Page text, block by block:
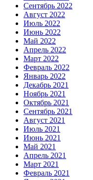
Сентябрь 2022
Август 2022
Июль 2022
Июнь 2022
Май 2022
Апрель 2022
Март 2022
Февраль 2022
Январь 2022
Декабрь 2021
Ноябрь 2021
Октябрь 2021
Сентябрь 2021
Август 2021
Июль 2021
Июнь 2021
Май 2021
Апрель 2021
Март 2021
Февраль 2021